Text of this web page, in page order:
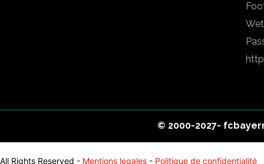
© 2000-2027-
All Rights Reserved - Mentions legales - Politique de confidentialité